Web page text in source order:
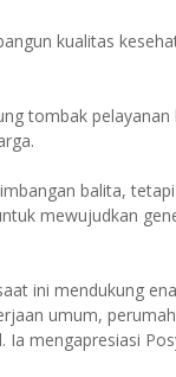
kualitas
tombak
balita,
mewujudkan
ini mendukung
umum,
Ia mengapresiasi